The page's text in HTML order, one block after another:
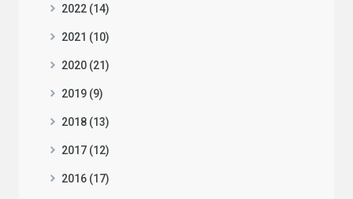
2022 (14)
2021 (10)
2020 (21)
2019 (9)
2018 (13)
2017 (12)
2016 (17)